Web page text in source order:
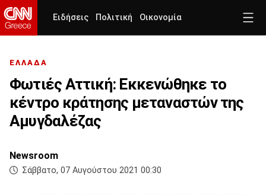
Ειδήσεις Πολιτική Οικονομία
ΕΛΛΑΔΑ
Φωτιές Αττική: Εκκενώθηκε το
κέντρο κράτησης μεταναστών της
Αμυγδαλέζας
Newsroom
Σάββατο, 07 Αυγούστου 2021 00:30